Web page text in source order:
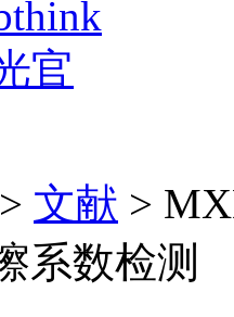
> 文献 >
系数检测